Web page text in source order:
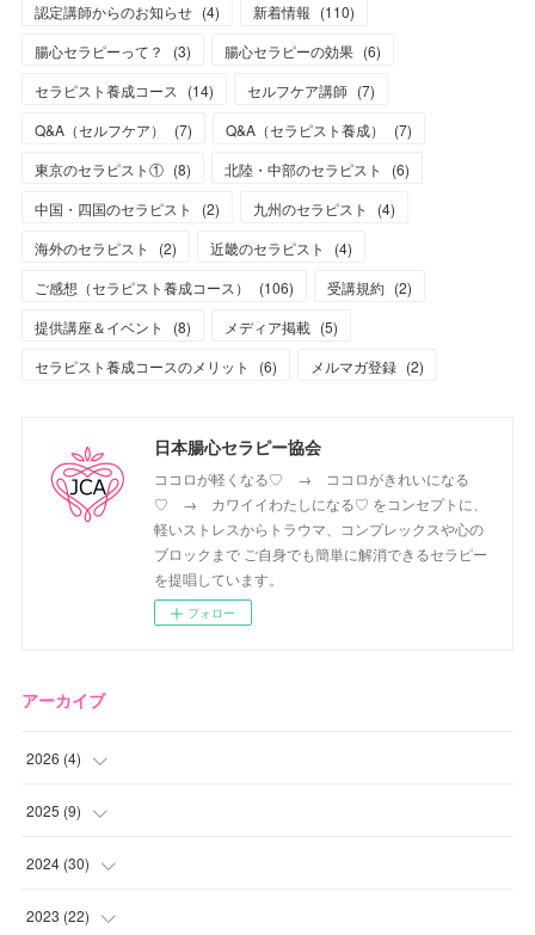
認定講師からのお知らせ (4) 新着情報 (110)
腸心セラピーって？
(3) 腸心セラピーの効果 (6)
セラピスト養成コース
(14) セルフケア講師 (7)
Q&A（セルフケア）
(7) Q&A（セラピスト養成） (7)
東京のセラピスト① (8) 北陸・中部のセラピスト (6)
中国・四国のセラピスト
(2) 九州のセラピスト (4)
海外のセラピスト
(2) 近畿のセラピスト (4)
ご感想（セラピスト養成コース）
(106) 受講規約 (2)
提供講座＆イベント
(8) メディア掲載 (5)
セラピスト養成コースのメリット
(6) メルマガ登録 (2)
日本腸心セラピー協会
ココロが軽くなる♡ → ココロがきれいになる
♡ → カワイイわたしになる♡ をコンセプトに、
軽いストレスからトラウマ、コンプレックスや心の
ブロックまで ご自身でも簡単に解消できるセラピー
を提唱しています。
フォロー
アーカイブ
2026 (4)
( )
(1
(1
2025 (9)
(2
(2
2024 (30)
(4
2023 (22)